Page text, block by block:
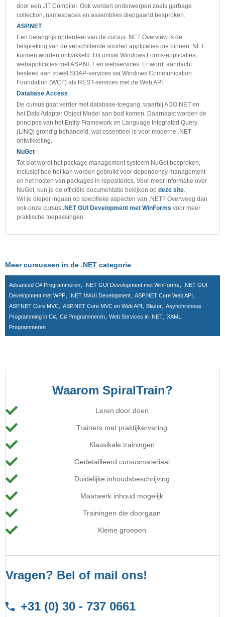
Waarom SpiralTrain?
Leren door doen
Trainers met praktijkervaring
Klassikale trainingen
Gedetailleerd cursusmateriaal
Duidelijke inhoudsbeschrijving
Maatwerk inhoud mogelijk
Trainingen die doorgaan
Kleine groepen
Vragen? Bel of mail ons!
+31 (0) 30 - 737 0661
door een JIT Compiler. Ook worden onderwerpen zoals garbage
collection, namespaces en assemblies diepgaand besproken.
ASP.NET
Een belangrijk onderdeel van de cursus .NET Overview is de
bespreking van de verschillende soorten applicaties die binnen .NET
kunnen worden ontwikkeld. Dit omvat Windows Forms-applicaties,
webapplicaties met ASP.NET en webservices. Er wordt aandacht
besteed aan zowel SOAP-services via Windows Communication
Foundation (WCF) als REST-services met de Web API.
Database Access
De cursus gaat verder met database-toegang, waarbij ADO.NET en
het Data Adapter Object Model aan bod komen. Daarnaast worden de
principes van het Entity Framework en Language Integrated Query
(LINQ) grondig behandeld, wat essentieel is voor moderne .NET-
ontwikkeling.
NuGet
Tot slot wordt het package management systeem NuGet besproken,
inclusief hoe het kan worden gebruikt voor dependency management
en het hosten van packages in repositories. Voor meer informatie over
NuGet, kun je de officiële documentatie bekijken op deze site.
Wil je dieper ingaan op specifieke aspecten van .NET? Overweeg dan
ook onze cursus .NET GUI Development met WinForms voor meer
praktische toepassingen.
Meer cursussen in de .NET categorie
Advanced C# Programmeren .NET GUI Development met WinForms
.NET GUI
Development met WPF
.NET MAUI Development ASP.NET Core Web API
ASP.NET Core MVC ASP.NET Core MVC en Web API Blazor
Asynchronous
Programming in C#
C# Programmeren Web Services in .NET
XAML
Programmeren